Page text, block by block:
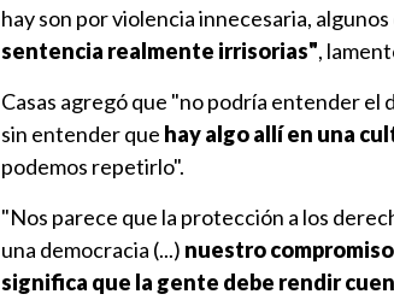
hay son por violencia innecesaria,
sentencia realmente irrisorias",
Casas agregó que "no podría entender
sin entender que hay algo allí en una
podemos repetirlo".
"Nos parece que la protección a los
una democracia (...) nuestro
significa que la gente debe rendir